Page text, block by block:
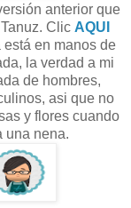
anterior que
Clic AQUI
en manos de
la verdad a mi
de hombres,
asi que no
y flores cuando
una nena.